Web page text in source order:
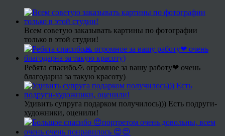
Всем советую заказывать картины по фотографии
только в этой студии!
Ребята спасибо🙏 огромное за вашу работу❤ очень
благодарна за такую красоту)
Удивить супруга подарком получилось))) Есть подруги-
художники, оценили!